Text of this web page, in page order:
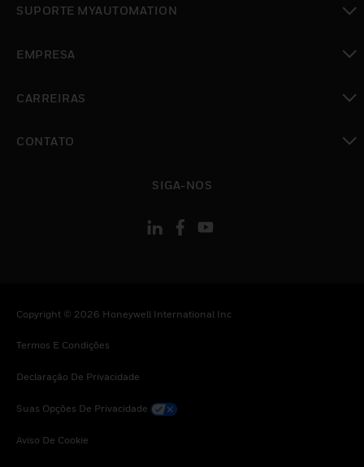
SUPORTE MYAUTOMATION
EMPRESA
CARREIRAS
CONTATO
SIGA-NOS
Copyright © 2026 Honeywell International Inc
Termos E Condições
Declaração De Privacidade
Suas Opções De Privacidade
Aviso De Cookie